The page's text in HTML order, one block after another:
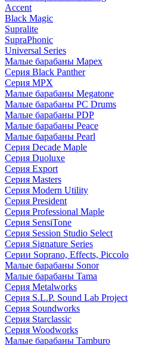
Accent
Black Magic
Supralite
SupraPhonic
Universal Series
Малые барабаны Mapex
Серия Black Panther
Серия MPX
Малые барабаны Megatone
Малые барабаны PC Drums
Малые барабаны PDP
Малые барабаны Peace
Малые барабаны Pearl
Серия Decade Maple
Серия Duoluxe
Серия Export
Серия Masters
Серия Modern Utility
Серия President
Серия Professional Maple
Серия SensiTone
Серия Session Studio Select
Серия Signature Series
Серии Soprano, Effects, Piccolo
Малые барабаны Sonor
Малые барабаны Tama
Серия Metalworks
Серия S.L.P. Sound Lab Project
Серия Soundworks
Серия Starclassic
Серия Woodworks
Малые барабаны Tamburo